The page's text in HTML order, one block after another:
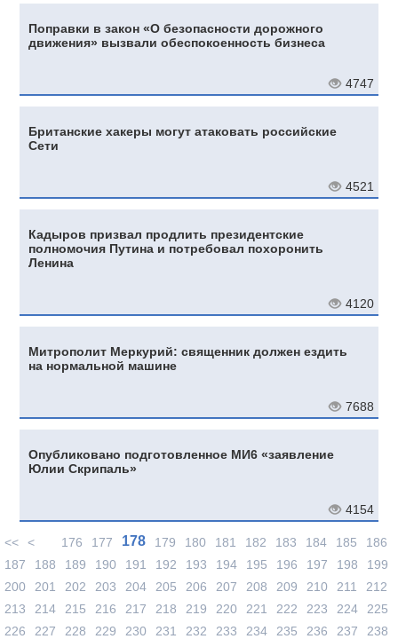
Поправки в закон «О безопасности дорожного
движения» вызвали обеспокоенность бизнеса
4747
Британские хакеры могут атаковать российские
Сети
4521
Кадыров призвал продлить президентские
полномочия Путина и потребовал похоронить
Ленина
4120
Митрополит Меркурий: священник должен ездить
на нормальной машине
7688
Опубликовано подготовленное МИ6 «заявление
Юлии Скрипаль»
4154
<< < 176 177 178 179 180 181 182 183 184 185
186
187
188 189 190 191 192 193 194 195 196 197 198
199
200
201 202 203 204 205 206 207 208 209 210 211
212
213
214 215 216 217 218 219 220 221 222 223 224
225
226
227 228 229 230 231 232 233 234 235 236 237
238